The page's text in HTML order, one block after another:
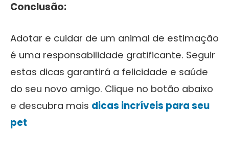
Conclusão:
Adotar e cuidar de um animal de estimação
é uma responsabilidade gratificante. Seguir
estas dicas garantirá a felicidade e saúde
do seu novo amigo. Clique no botão abaixo
e descubra mais dicas incríveis para seu
pet